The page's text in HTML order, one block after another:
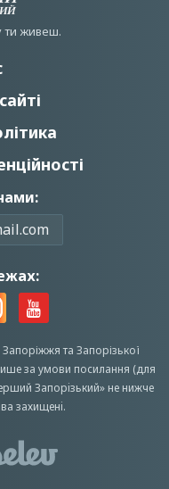
ти живеш.
Запоріжжята Запорізької
за умови посилання (для
Запорiзький» не нижче
захищенi.